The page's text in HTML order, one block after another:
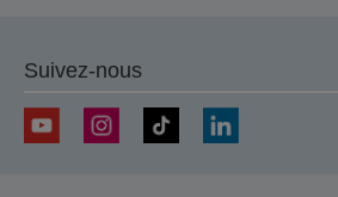
Suivez-nous